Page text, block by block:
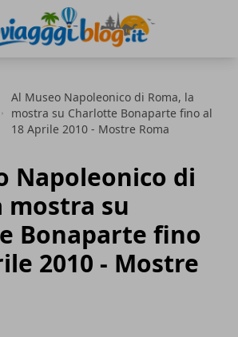
Al Museo Napoleonico di Roma, la
mostra su Charlotte Bonaparte fino al
18 Aprile 2010 - Mostre Roma
Napoleonico di
mostra su
Bonaparte fino
2010 - Mostre